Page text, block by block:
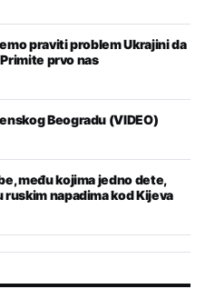
praviti problem Ukrajini da
prvo nas
Beogradu (VIDEO)
među kojima jedno dete,
ruskim napadima kod Kijeva